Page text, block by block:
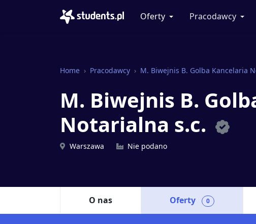
Oferty Pracodawcy
Home Pracodawcy M. Biwejnis B. Golba Kancelaria
M. Biwejnis B.
Notarialna s.c.
Warszawa Nie podano
O nas Oferty 0